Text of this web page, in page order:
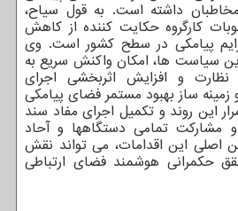
مخاطبان داشته است. به قول سیاح،
کارگروه حکایت کننده از کاهش
پیامکی در سطح کشور است. وی
سیاست ها، امکان واکنش سریع به
نظارت و افزایش اثربخشی اجرای
زمینه ساز بهبود مستمر فضای پیامکی
این روند و تکمیل اجرای مفاد سند
مشارکت تمامی دستگاهها و آحاد
اصلی این اقدامات، می تواند نقش
حکمرانی هوشمند فضای ارتباطی